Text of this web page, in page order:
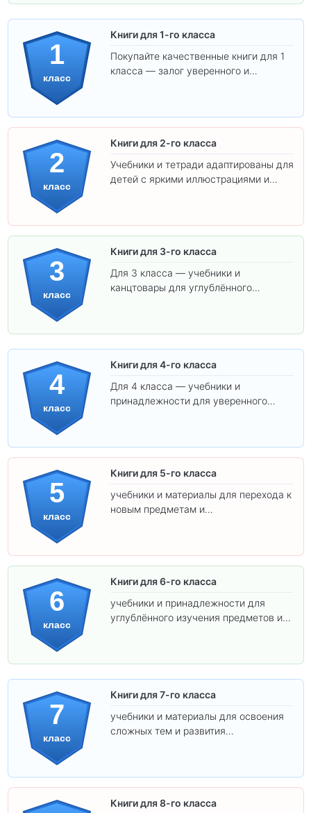
1
класс
Книги для 1-го класса
Покупайте качественные книги для 1
класса — залог уверенного и
2
класс
Книги для 2-го класса
Учебники и тетради адаптированы для
детей с яркими иллюстрациями и
3
класс
Книги для 3-го класса
Для 3 класса — учебники и
канцтовары для углублённого
4
класс
Книги для 4-го класса
Для 4 класса — учебники и
принадлежности для уверенного
5
класс
Книги для 5-го класса
учебники и материалы для перехода к
новым предметам и
6
класс
Книги для 6-го класса
учебники и принадлежности для
углублённого изучения предметов и
7
класс
Книги для 7-го класса
учебники и материалы для освоения
сложных тем и развития
Книги для 8-го класса